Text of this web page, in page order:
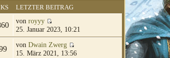
LETZTER BEITRAG
von royyy
25. Januar 2023, 10:21
von Dwain Zwerg
15. März 2021, 13:56